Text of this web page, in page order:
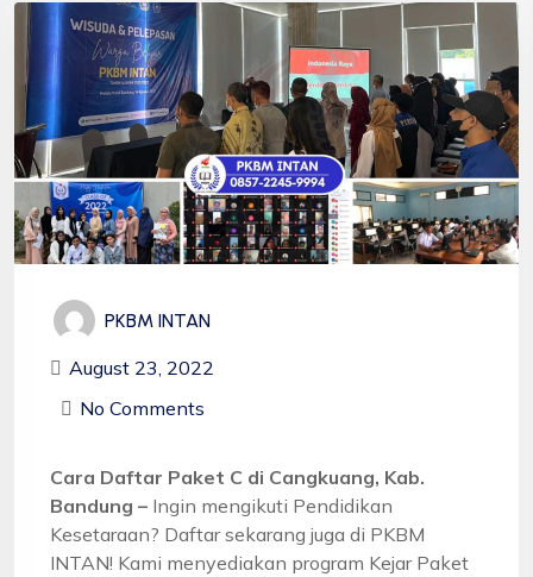
PKBM INTAN
August 23, 2022
No Comments
Cara Daftar Paket C di Cangkuang, Kab.
Bandung – Ingin mengikuti Pendidikan
Kesetaraan? Daftar sekarang juga di PKBM
INTAN! Kami menyediakan program Kejar Paket